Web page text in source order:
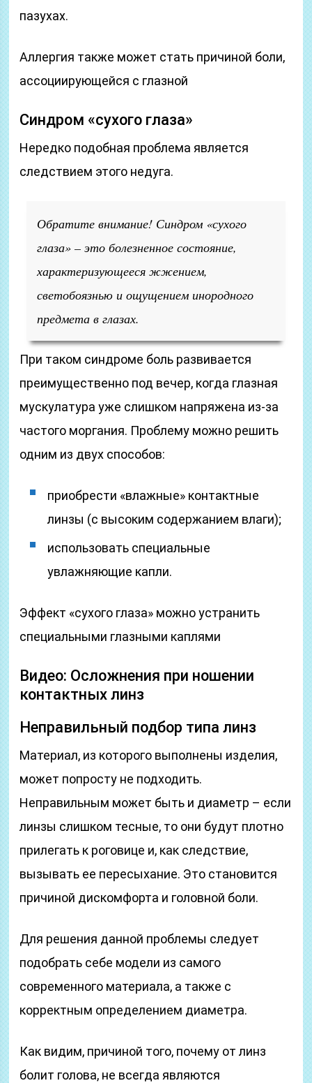
пазухах.
Аллергия также может стать причиной боли,
ассоциирующейся с глазной
Синдром «сухого глаза»
Нередко подобная проблема является
следствием этого недуга.
Обратите внимание! Синдром «сухого
глаза» – это болезненное состояние,
характеризующееся жжением,
светобоязнью и ощущением инородного
предмета в глазах.
При таком синдроме боль развивается
преимущественно под вечер, когда глазная
мускулатура уже слишком напряжена из-за
частого моргания. Проблему можно решить
одним из двух способов:
приобрести «влажные» контактные
линзы (с высоким содержанием влаги);
использовать специальные
увлажняющие капли.
Эффект «сухого глаза» можно устранить
специальными глазными каплями
Видео: Осложнения при ношении
контактных линз
Неправильный подбор типа линз
Материал, из которого выполнены изделия,
может попросту не подходить.
Неправильным может быть и диаметр – если
линзы слишком тесные, то они будут плотно
прилегать к роговице и, как следствие,
вызывать ее пересыхание. Это становится
причиной дискомфорта и головной боли.
Для решения данной проблемы следует
подобрать себе модели из самого
современного материала, а также с
корректным определением диаметра.
Как видим, причиной того, почему от линз
болит голова, не всегда являются